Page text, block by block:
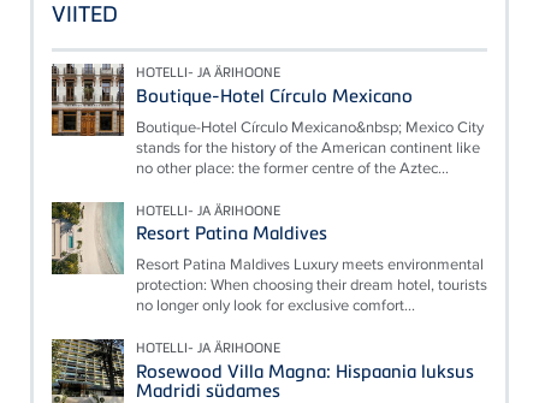
VIITED
HOTELLI- JA ÄRIHOONE
Boutique-Hotel Círculo Mexicano
Boutique-Hotel Círculo Mexicano&nbsp; Mexico City
stands for the history of the American continent like
no other place: the former centre of the Aztec...
HOTELLI- JA ÄRIHOONE
Resort Patina Maldives
Resort Patina Maldives Luxury meets environmental
protection: When choosing their dream hotel, tourists
no longer only look for exclusive comfort...
HOTELLI- JA ÄRIHOONE
Rosewood Villa Magna: Hispaania luksus
Madridi südames